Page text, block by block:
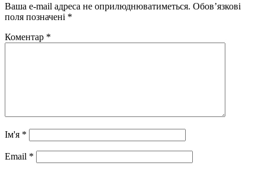
Ваша e-mail адреса не оприлюднюватиметься. Обов’язкові
поля позначені *
Коментар *
Ім'я *
Email *